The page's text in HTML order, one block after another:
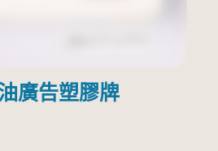
廣告塑膠牌